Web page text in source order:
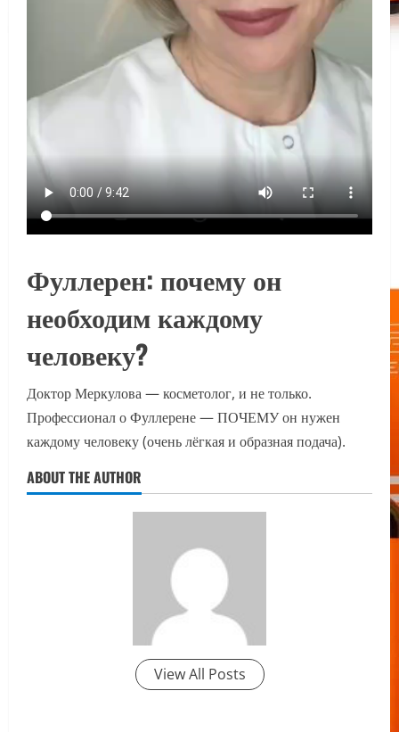
Фуллерен: почему он
необходим каждому
человеку?
Доктор Меркулова — косметолог, и не только.
Профессионал о Фуллерене — ПОЧЕМУ он нужен
каждому человеку (очень лёгкая и образная подача).
ABOUT THE AUTHOR
View All Posts